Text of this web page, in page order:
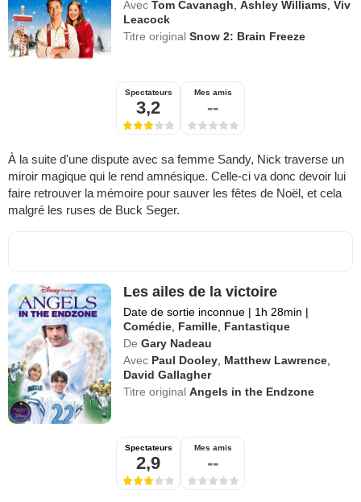
Avec Tom Cavanagh,Ashley Williams,Viv
Leacock
Titre originalSnow 2: Brain Freeze
Spectateurs
3,2
Mes amis
--
À la suite d'une dispute avec sa femme Sandy, Nick traverse un
miroir magique qui le rend amnésique. Celle-ci va donc devoir lui
faire retrouver la mémoire pour sauver les fêtes de Noël, et cela
malgré les ruses de Buck Seger.
Les ailes de la victoire
Date de sortie inconnue | 1h 28min |
Comédie Famille Fantastique
De Gary Nadeau
Avec Paul Dooley Matthew Lawrence
David Gallagher
Titre originalAngels in the Endzone
Spectateurs
2,9
Mes amis
--